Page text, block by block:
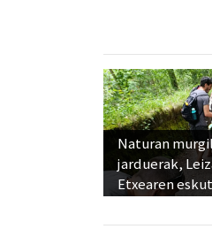
Naturan
jarduerak,
Etxearen